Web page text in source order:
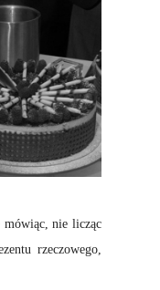
mówiąc, nie licząc
rzeczowego,